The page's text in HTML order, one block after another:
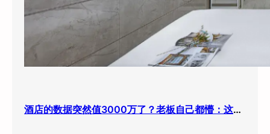
酒店的数据突然值3000万了？老板自己都懵：这玩意儿还能卖钱？